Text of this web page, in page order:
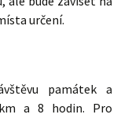
určení.
památek a
a 8 hodin. Pro